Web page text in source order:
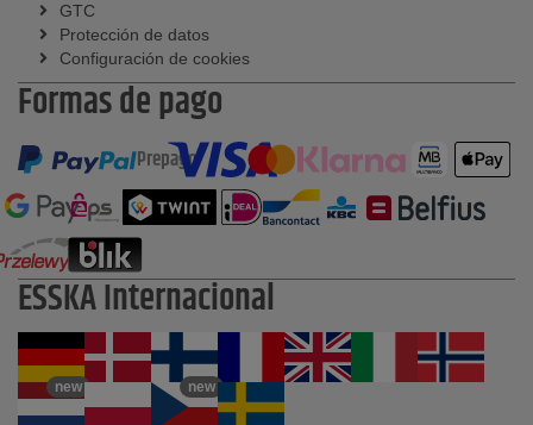
GTC
Protección de datos
Configuración de cookies
Formas de pago
Prepago
ESSKA Internacional
new new